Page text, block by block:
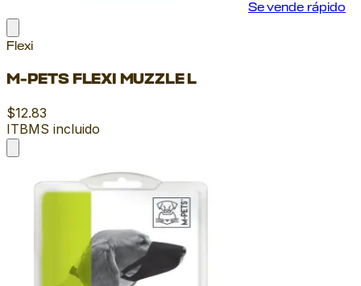
Se vende rápido
Flexi
M-PETS FLEXI MUZZLE L
$12.83
ITBMS incluido